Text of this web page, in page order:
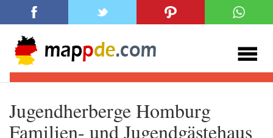
Jugendherberge Homburg
Familien- und Jugendgästehaus